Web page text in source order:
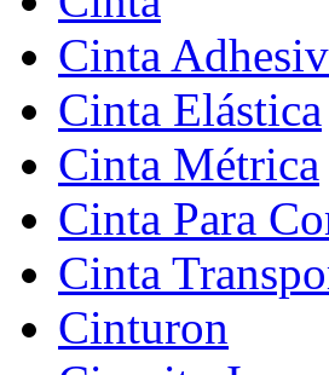
Cinta
Cinta Elástica
Cinta Métrica
Cinta Para
Cinta
Cinturon